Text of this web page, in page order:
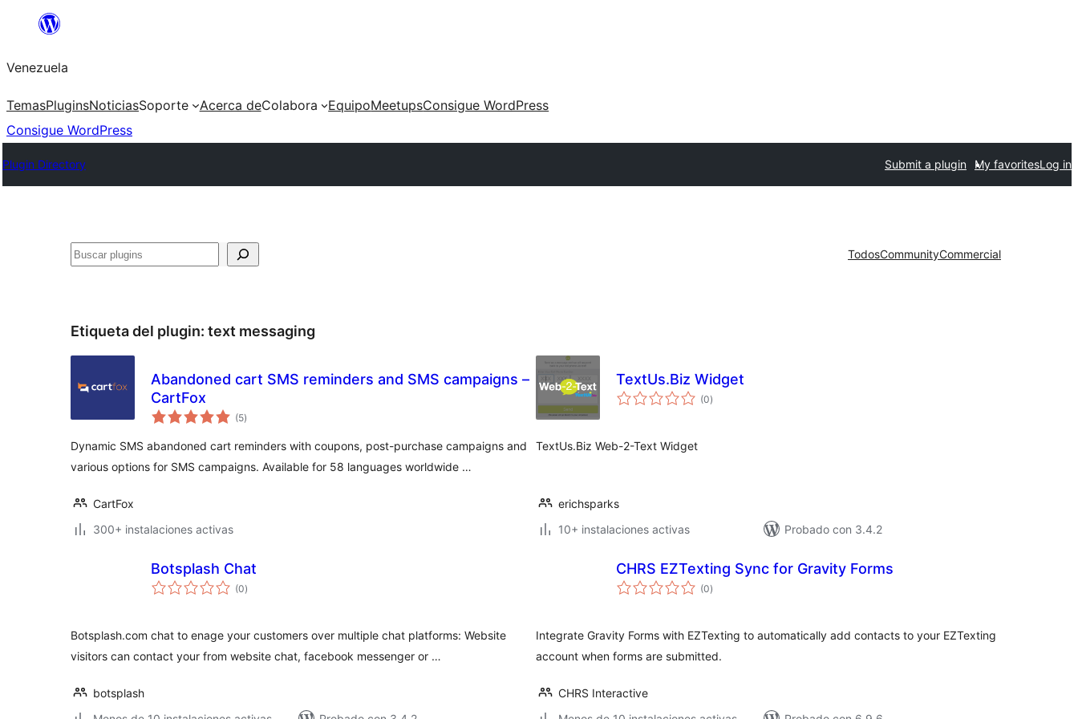
Saltar
contenido
Venezuela
TemasPluginsNoticiasSoporte Acerca deColabora EquipoMeetupsConsigue WordPress
Consigue WordPress
Plugin Directory Submit a plugin My favoritesLog in
Buscar TodosCommunityCommercial
Etiqueta del plugin: text messaging
Abandoned cart SMS reminders and SMS campaigns –
CartFox
(5total
de
)
Dynamic SMS abandoned cart reminders with coupons, post-purchase campaigns and
various options for SMS campaigns. Available for 58 languages worldwide …
CartFox
300+ instalaciones activas
TextUs.Biz Widget
(0total
de
)
TextUs.Biz Web-2-Text Widget
erichsparks
10+ instalaciones activas
Probado con 3.4.2
Botsplash Chat
(0total
de
)
Botsplash.com chat to enage your customers over multiple chat platforms: Website
visitors can contact your from website chat, facebook messenger or …
botsplash
CHRS EZTexting Sync for Gravity Forms
(0total
de
)
Integrate Gravity Forms with EZTexting to automatically add contacts to your EZTexting
account when forms are submitted.
CHRS Interactive